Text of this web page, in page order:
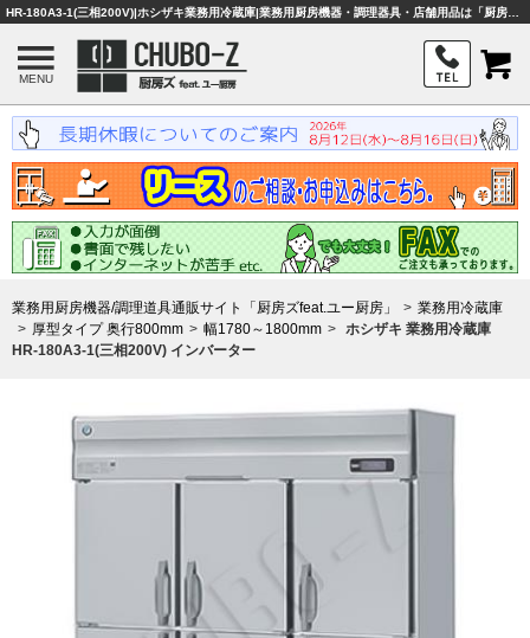
MENU
業務用厨房機器/調理道具通販サイト「厨房ズfeat.ユー厨房」
業務用冷蔵庫
厚型タイプ 奥行800mm
幅1780～1800mm
ホシザキ 業務用冷蔵庫
HR-180A3-1(三相200V) インバーター